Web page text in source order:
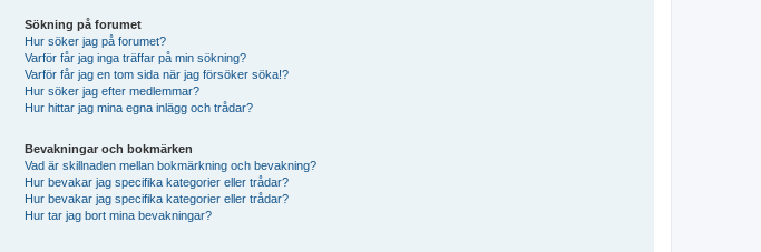
Sökning på forumet
Hur söker jag på forumet?
Varför får jag inga träffar på min sökning?
Varför får jag en tom sida när jag försöker söka!?
Hur söker jag efter medlemmar?
Hur hittar jag mina egna inlägg och trådar?
Bevakningar och bokmärken
Vad är skillnaden mellan bokmärkning och bevakning?
Hur bevakar jag specifika kategorier eller trådar?
Hur bevakar jag specifika kategorier eller trådar?
Hur tar jag bort mina bevakningar?